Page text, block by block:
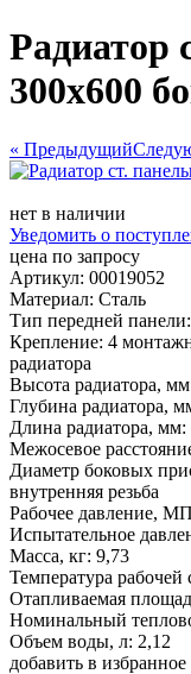
Радиатор
300х600
« Предыдущий
нет в наличии
Уведомить о
цена по запросу
Артикул: 00019052
Материал: Сталь
Тип передней
Крепление: 4
радиатора
Высота радиатора,
Глубина радиатора,
Длина радиатора, мм:
Межосевое
Диаметр боковых
внутренняя резьба
Рабочее давление,
Испытательное
Масса, кг: 9,73
Температура
Отапливаемая
Номинальный
Объем воды, л: 2,12
добавить в избранное